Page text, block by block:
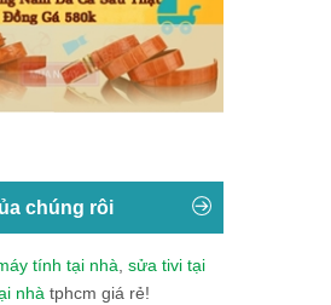
chúng rôi
tính tại nhà, sửa tivi tại
nhà tphcm giá rẻ!